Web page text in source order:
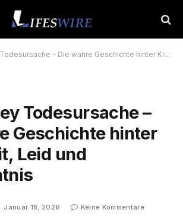
– Die wahre Geschichte hinter Krankheit, Leid und Vermächtnis
Todesursache –
Geschichte hinter
Leid und
Januar 18, 2026
Keine Kommentare